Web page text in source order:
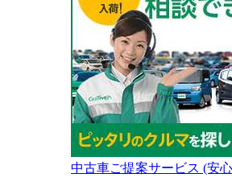
中古車ご提案サービス (安心